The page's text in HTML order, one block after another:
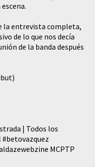
la entrevista completa,
de lo que nos decía
de la banda después
| Todos los
#betovazquez
MCPTP